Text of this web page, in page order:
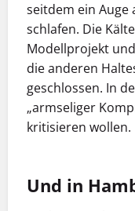
seitdem ein Auge
schlafen. Die
Modellprojekt
die anderen
geschlossen. In
„armseliger
kritisieren wollen.
Und in